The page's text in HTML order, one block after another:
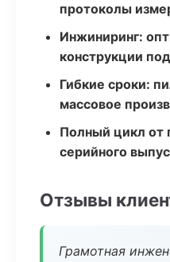
протоколы
Инжиниринг:
конструкции
Гибкие сроки:
массовое
Полный цикл от
серийного
Отзывы
Грамотная